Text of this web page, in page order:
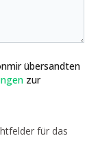
übersandten
zur
für das